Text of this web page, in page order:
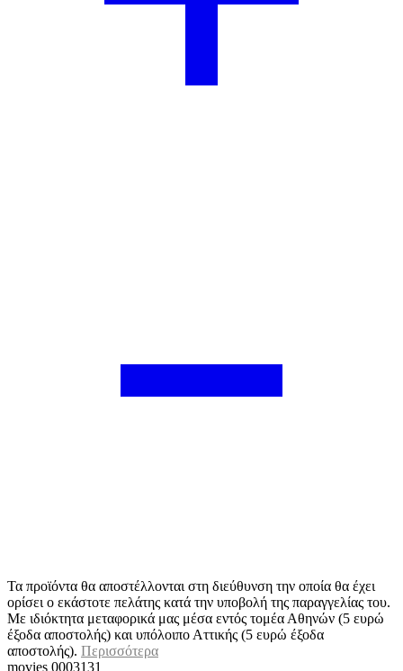
Τα προϊόντα θα αποστέλλονται στη διεύθυνση την οποία θα έχει
ορίσει ο εκάστοτε πελάτης κατά την υποβολή της παραγγελίας του.
Με ιδιόκτητα μεταφορικά μας μέσα εντός τομέα Αθηνών (5 ευρώ
έξοδα αποστολής) και υπόλοιπο Αττικής (5 ευρώ έξοδα
αποστολής). Περισσότερα
movies 0003131